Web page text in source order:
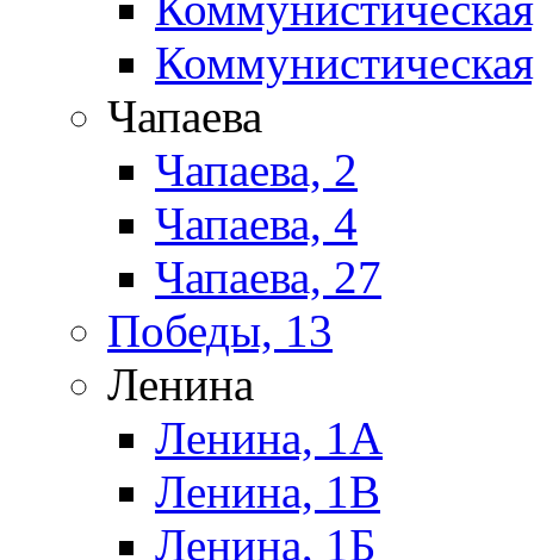
Чапаева
Чапаева, 2
Чапаева, 4
Чапаева, 27
Победы, 13
Ленина
Ленина, 1А
Ленина, 1В
Ленина, 1Б